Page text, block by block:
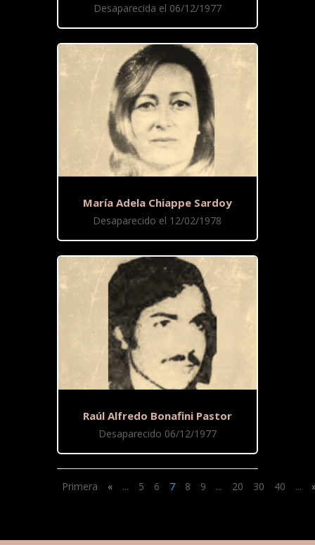
Desaparecida el 06/12/1977
María Adela Chiappe Sardoy
Desaparecido el 12/02/1978
Raúl Alfredo Bonafini Pastor
Desaparecido 06/12/1977
Primera « ... 5 6 7 8 9 ... 20 30 40 ...